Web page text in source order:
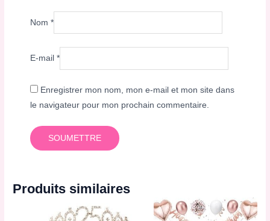
Nom*
E-mail*
Enregistrer mon nom, mon e-mail et mon site dans
le navigateur pour mon prochain commentaire.
Produits similaires